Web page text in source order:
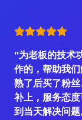
"为老板的技术
作的，帮助我
熟了后买了粉
补上，服务态
到当天解决问题